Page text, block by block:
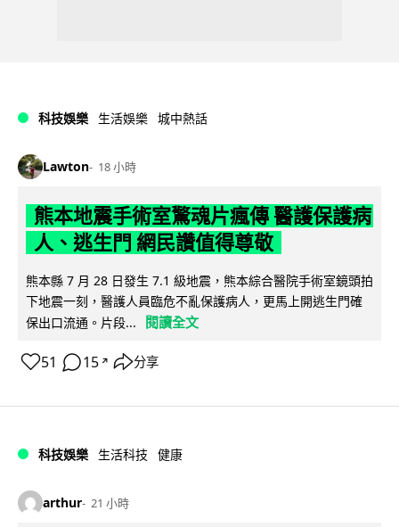
科技娛樂 生活娛樂 城中熱話
Lawton 18 小時
熊本地震手術室驚魂片瘋傳 醫護保護病
人、逃生門 網民讚值得尊敬
熊本縣 7 月 28 日發生 7.1 級地震，熊本綜合醫院手術室鏡頭拍
下地震一刻，醫護人員臨危不亂保護病人，更馬上開逃生門確
保出口流通。片段...
閱讀全文
51 15 ↗ 分享
科技娛樂 生活科技 健康
arthur 21 小時